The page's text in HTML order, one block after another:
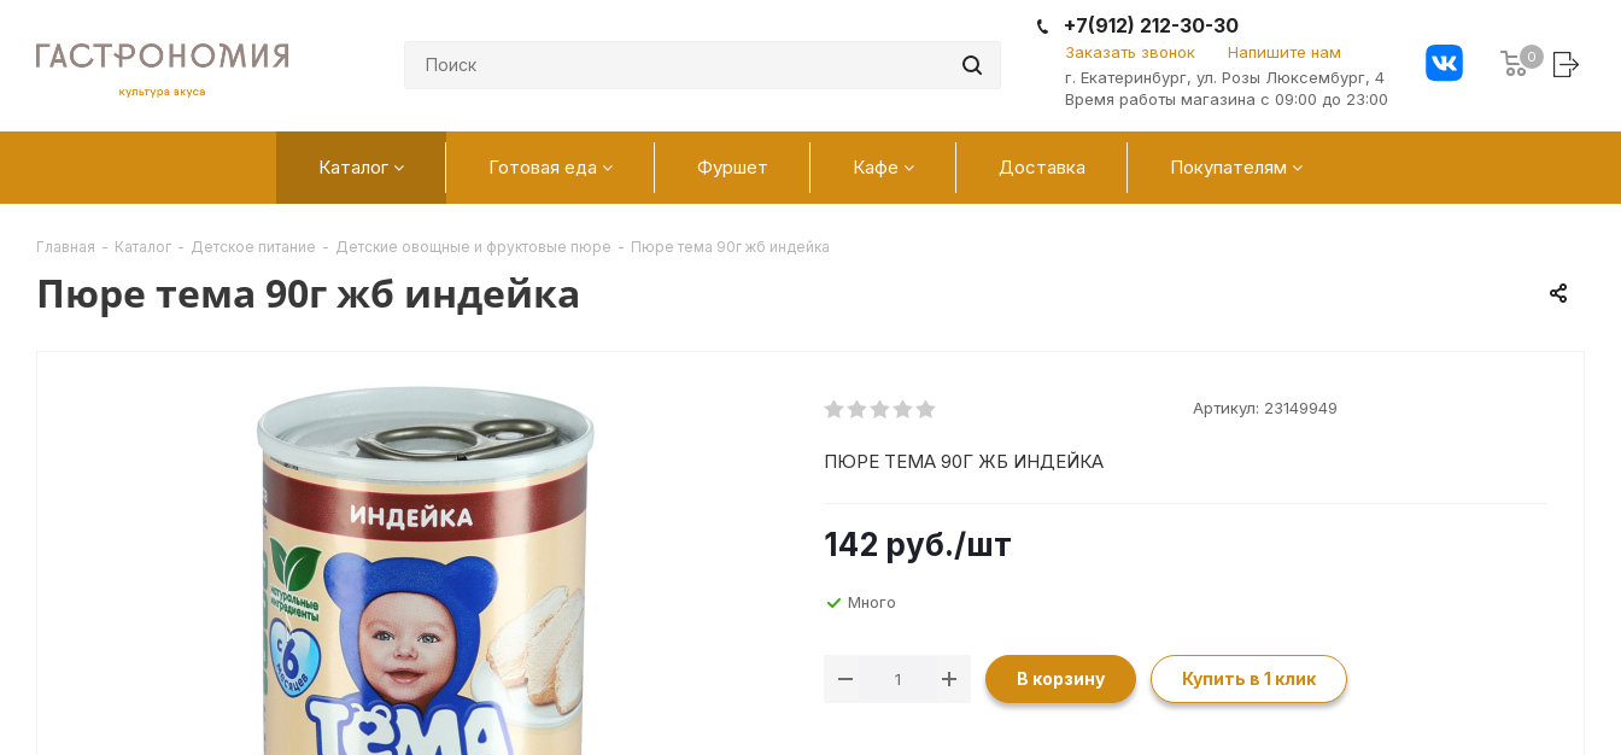
+7(912) 212-30-30
Заказать звонок
Напишите нам
г. Екатеринбург, ул. Розы Люксембург, 4
Время работы магазина с 09:00 до 23:00
0
Каталог Готовая еда Фуршет Кафе Доставка Покупателям
Главная - Каталог - Детское питание - Детские овощные и фруктовые пюре - Пюре тема 90г жб индейка
Пюре тема 90г жб индейка
Артикул: 23149949
ПЮРЕ ТЕМА 90Г ЖБ ИНДЕЙКА
142 руб./шт
Много
В корзину Купить в 1 клик